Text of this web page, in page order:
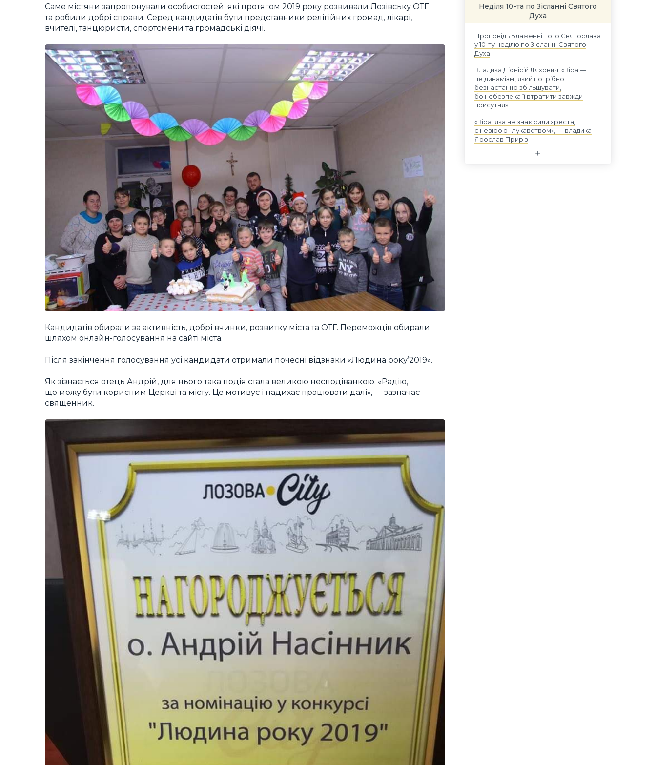
Саме містяни запропонували особистостей, які протягом 2019 року розвивали Лозівську ОТГ
та робили добрі справи. Серед кандидатів бути представники релігійних громад, лікарі,
вчителі, танцюристи, спортсмени та громадські діячі.
Кандидатів обирали за активність, добрі вчинки, розвитку міста та ОТГ. Переможців обирали
шляхом онлайн-голосування на сайті міста.
Після закінчення голосування усі кандидати отримали почесні відзнаки «Людина року’2019».
Як зізнається отець Андрій, для нього така подія стала великою несподіванкою. «Радію,
що можу бути корисним Церкві та місту. Це мотивує і надихає працювати далі», — зазначає
священник.
Неділя 10-та по Зісланні Святого
Духа
Проповідь Блаженнішого Святослава
у 10-ту неділю по Зісланні Святого
Духа
Владика Діонісій Ляхович: «Віра —
це динамізм, який потрібно
безнастанно збільшувати,
бо небезпека її втратити завжди
присутня»
«Віра, яка не знає сили хреста,
є невірою і лукавством», — владика
Ярослав Приріз